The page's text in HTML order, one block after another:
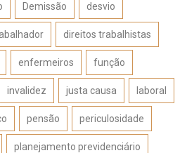
Demissão desvio
direitos trabalhistas
enfermeiros função
invalidez justa causa laboral
pensão periculosidade
planejamento previdenciário